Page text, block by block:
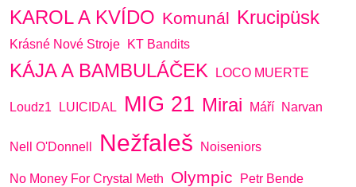
KAROL A KVÍDO Komunál Krucipüsk
Krásné Nové Stroje KT Bandits
KÁJA A BAMBULÁČEK LOCO MUERTE
Loudz1 LUICIDAL MIG 21 Mirai Máří Narvan
Nell O'Donnell Nežfaleš Noiseniors
No Money For Crystal Meth Olympic
Petr Bende